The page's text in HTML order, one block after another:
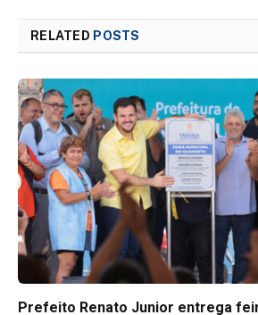
RELATED POSTS
Prefeito Renato Junior entrega